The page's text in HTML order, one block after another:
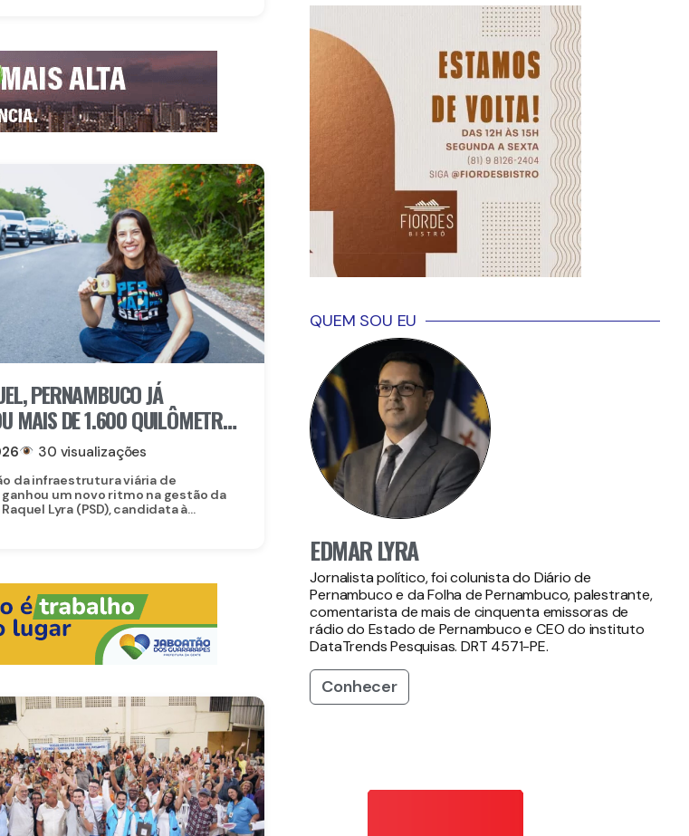
PERNAMBUCO JÁ
MAIS DE 1.600 QUILÔMETROS
30 visualizações
da infraestrutura viária de
um novo ritmo na gestão da
Lyra (PSD), candidata à...
QUEM SOU EU
EDMAR LYRA
Jornalista político, foi colunista do Diário de
Pernambuco e da Folha de Pernambuco, palestrante,
comentarista de mais de cinquenta emissoras de
rádio do Estado de Pernambuco e CEO do instituto
DataTrends Pesquisas. DRT 4571-PE.
Conhecer